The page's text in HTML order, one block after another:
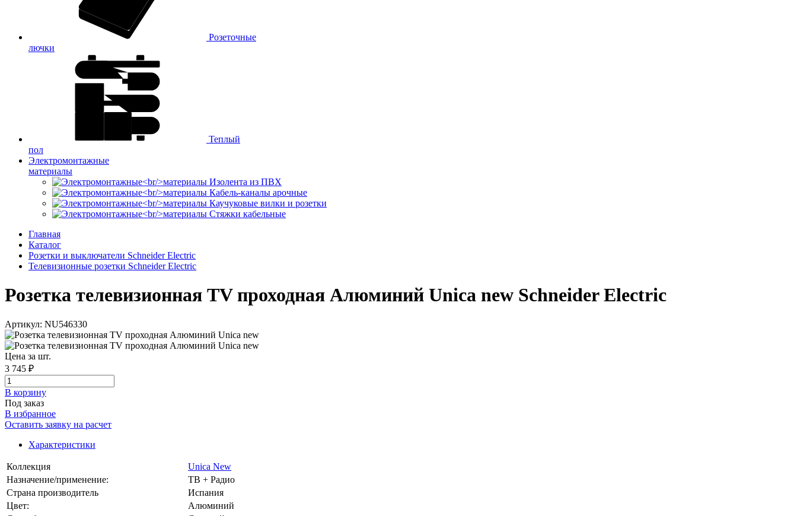
Розеточные
лючки
Теплый
пол
Электромонтажные
материалы
Изолента из ПВХ
Кабель-каналы арочные
Каучуковые вилки и розетки
Стяжки кабельные
Главная
Каталог
Розетки и выключатели Schneider Electric
Телевизионные розетки Schneider Electric
Розетка телевизионная TV проходная Алюминий Unica new Schneider Electric
Артикул: NU546330
Цена за шт.
3 745 ₽
В корзинy
Под заказ
В избранное
Оставить заявку на расчет
Характеристики
Коллекция
Unica New
Назначение/применение:
ТВ + Радио
Страна производитель
Испания
Цвет:
Алюминий